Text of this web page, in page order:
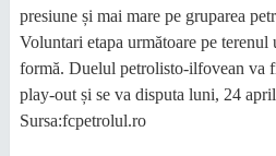
presiune și mai mare pe gruparea
Voluntari etapa următoare pe
formă. Duelul petrolisto-ilfovean va
play-out și se va disputa luni, 24
Sursa:fcpetrolul.ro